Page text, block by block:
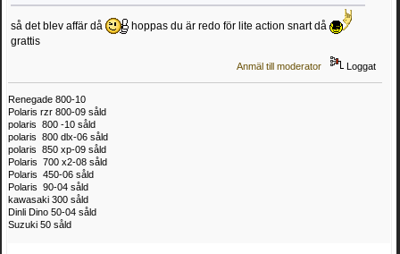
så det blev affär då
hoppas du är redo för lite action snart då
grattis
Anmäl till moderator Loggat
Renegade 800-10
Polaris rzr 800-09 såld
polaris 800 -10 såld
polaris 800 dlx-06 såld
polaris 850 xp-09 såld
Polaris 700 x2-08 såld
Polaris 450-06 såld
Polaris 90-04 såld
kawasaki 300 såld
Dinli Dino 50-04 såld
Suzuki 50 såld